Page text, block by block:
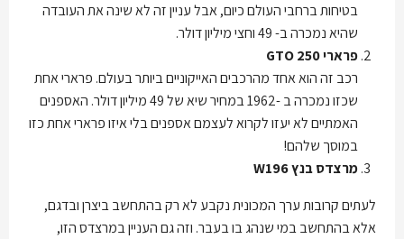
בטיחות ברחבי העולם כיום, אבל עניין זה לא שינה את העובדה
שהיא נמכרה ב- 49 וחצי מיליון דולר.
פרארי 250
GTO
רכב זה הוא אחד מהרכבים האייקוניים ביותר בעולם. פרארי אחת
שכזו נמכרה ב -1962 במחיר שיא של 49 מיליון דולר. האספנים
האמתיים לא יעזו לקרוא לעצמם אספנים בלי איזו פרארי אחת כזו
במוסך שלהם!
מרצדס בנץW196
לעתים קרובות ערך המכונית נקבע לא רק בהתחשב ביצרן ובדגם,
אלא בהתחשב במי שנהג בו בעבר. וזה גם העניין במרצדס הזו,